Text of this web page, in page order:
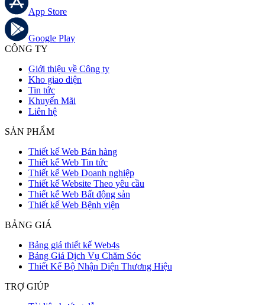
App Store
Google Play
CÔNG TY
Giới thiệu về Công ty
Kho giao diện
Tin tức
Khuyến Mãi
Liên hệ
SẢN PHẨM
Thiết kế Web Bán hàng
Thiết kế Web Tin tức
Thiết kế Web Doanh nghiệp
Thiết kế Website Theo yêu cầu
Thiết kế Web Bất động sản
Thiết kế Web Bệnh viện
BẢNG GIÁ
Bảng giá thiết kế Web4s
Bảng Giá Dịch Vụ Chăm Sóc
Thiết Kế Bộ Nhận Diện Thương Hiệu
TRỢ GIÚP